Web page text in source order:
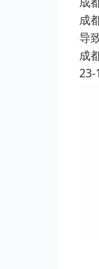
成
导
成
23-